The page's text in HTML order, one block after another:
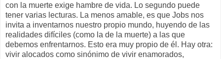
con la muerte exige hambre de vida. Lo segundo puede
tener varias lecturas. La menos amable, es que Jobs nos
invita a inventarnos nuestro propio mundo, huyendo de las
realidades difíciles (como la de la muerte) a las que
debemos enfrentarnos. Esto era muy propio de él. Hay otra:
vivir alocados como sinónimo de vivir enamorados,